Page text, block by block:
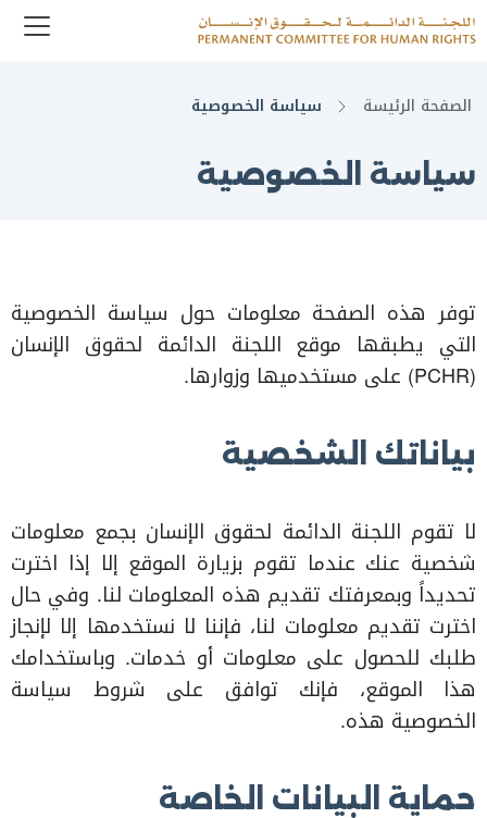
الصفحة الرئيسة سياسة الخصوصية
سياسة الخصوصية
توفر هذه الصفحة معلومات حول سياسة الخصوصية
التي يطبقها موقع اللجنة الدائمة لحقوق الإنسان
(PCHR) على مستخدميها وزوارها.
بياناتك الشخصية
لا تقوم اللجنة الدائمة لحقوق الإنسان بجمع معلومات
شخصية عنك عندما تقوم بزيارة الموقع إلا إذا اخترت
تحديداً وبمعرفتك تقديم هذه المعلومات لنا. وفي حال
اخترت تقديم معلومات لنا، فإننا لا نستخدمها إلا لإنجاز
طلبك للحصول على معلومات أو خدمات. وباستخدامك
هذا الموقع، فإنك توافق على شروط سياسة
الخصوصية هذه.
حماية البيانات الخاصة